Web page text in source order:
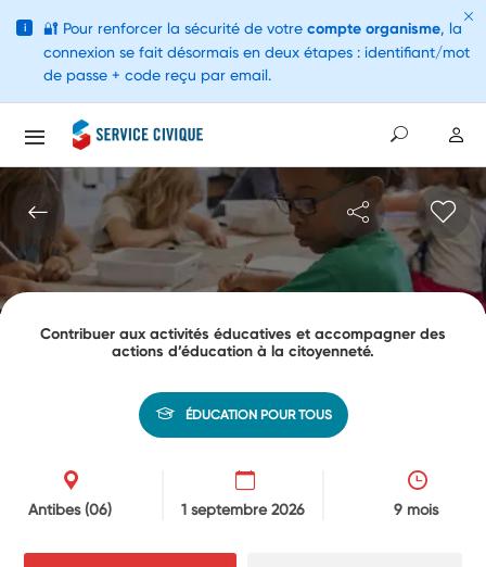
Contribuer aux activités éducatives et accompagner des
actions d’éducation à la citoyenneté.
ÉDUCATION POUR TOUS
Antibes(06) 1 septembre 2026 9 mois
i 🔐 Pour renforcer la sécurité de votre compte organisme, la
connexion se fait désormais en deux étapes : identifiant/mot
de passe + code reçu par email.